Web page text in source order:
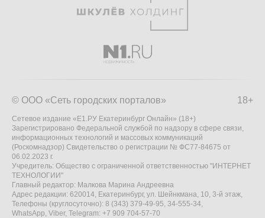
18+
© ООО «Сеть городских порталов»
Сетевое издание «Е1.РУ Екатеринбург Онлайн» (18+)
Зарегистрировано Федеральной службой по надзору в сфере связи,
информационных технологий и массовых коммуникаций
(Роскомнадзор) Свидетельство о регистрации № ФС77-84675 от
06.02.2023 г.
Учредитель: Общество с ограниченной ответственностью "ИНТЕРНЕТ
ТЕХНОЛОГИИ"
Главный редактор: Малкова Марина Андреевна
Адрес редакции: 620014, Екатеринбург, ул. Шейнкмана, 10, 3-й этаж,
Телефоны (круглосуточно): 8 (343) 379-49-95, 34-555-34,
WhatsApp, Viber, Telegram: +7 909 704-57-70